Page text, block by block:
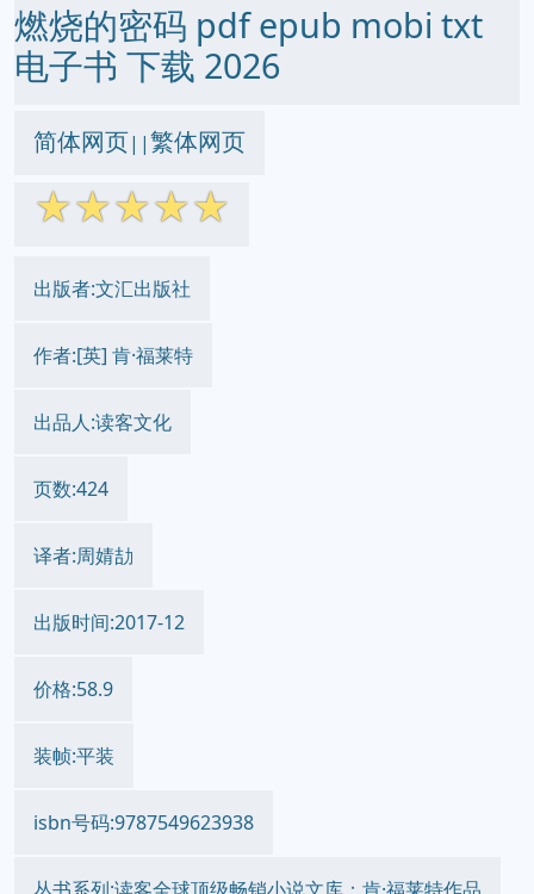
燃烧的密码 pdf epub mobi txt
电子书 下载 2026
简体网页||繁体网页
☆☆☆☆☆
出版者:文汇出版社
作者:[英] 肯·福莱特
出品人:读客文化
页数:424
译者:周婧劼
出版时间:2017-12
价格:58.9
装帧:平装
isbn号码:9787549623938